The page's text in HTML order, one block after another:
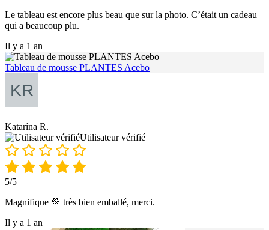
Le tableau est encore plus beau que sur la photo. C’était un cadeau
qui a beaucoup plu.
Il y a 1 an
Tableau de mousse PLANTES Acebo
Katarína R.
Utilisateur vérifié
5/5
Magnifique 💚 très bien emballé, merci.
Il y a 1 an